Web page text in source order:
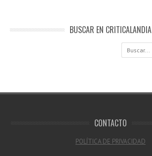
BUSCAR EN CRITICALANDIA
Buscar
CONTACTO
POLÍTICA DE PRIVACIDAD